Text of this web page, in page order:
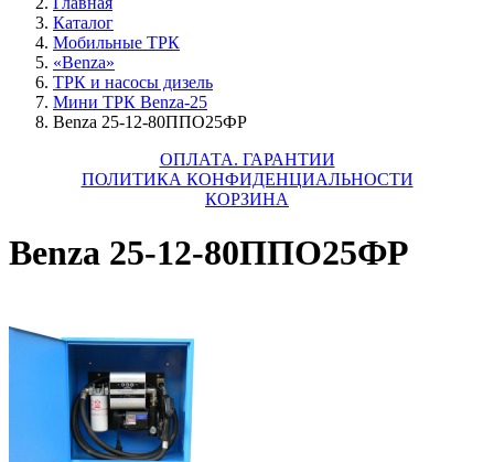
Каталог
Мобильные ТРК
«Benza»
ТРК и насосы дизель
Мини ТРК Benza-25
Benza 25-12-80ППО25ФР
ОПЛАТА. ГАРАНТИИ
ПОЛИТИКА КОНФИДЕНЦИАЛЬНОСТИ
КОРЗИНА
Benza 25-12-80ППО25ФР